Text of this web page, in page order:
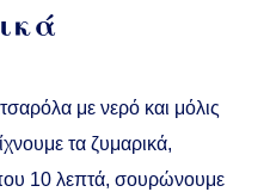
με νερό και μόλις
τα ζυμαρικά,
10 λεπτά, σουρώνουμε